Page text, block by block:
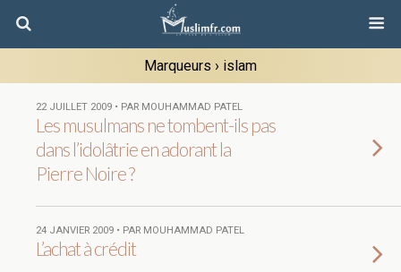
Marqueurs › islam
22 JUILLET 2009 • PAR MOUHAMMAD PATEL
Les musulmans ne tombent-ils pas
dans l’idolâtrie en adorant la
Pierre Noire ?
24 JANVIER 2009 • PAR MOUHAMMAD PATEL
L’achat à crédit